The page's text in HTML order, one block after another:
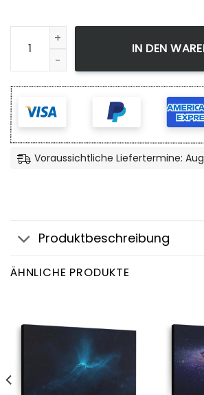
Orionnebel 2 - Leinwandbild Menge
IN DEN
Voraussichtliche Liefertermine:
Produktbeschreibung
ÄHNLICHE PRODUKTE